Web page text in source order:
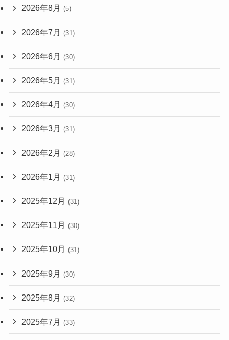
2026年8月 (5)
2026年7月 (31)
2026年6月 (30)
2026年5月 (31)
2026年4月 (30)
2026年3月 (31)
2026年2月 (28)
2026年1月 (31)
2025年12月 (31)
2025年11月 (30)
2025年10月 (31)
2025年9月 (30)
2025年8月 (32)
2025年7月 (33)